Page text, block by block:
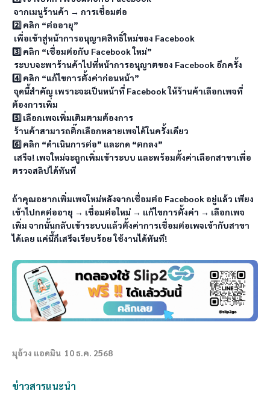
2️⃣ คลิก “ต่ออายุ”
3️⃣ คลิก “เชื่อมต่อกับ Facebook ใหม่”
4️⃣ คลิก “แก้ไขการตั้งค่าก่อนหน้า”
ต้องการเพิ่ม
5️⃣ เลือกเพจเพิ่มเติมตามต้องการ
6️⃣ คลิก “ดำเนินการต่อ” และกด “ตกลง”
ตรวจสลิปได้ทันที
ถ้าคุณอยากเพิ่มเพจใหม่หลังจากเชื่อมต่อ Facebook อยู่แล้ว เพียง
เข้าไปกดต่ออายุ → เชื่อมต่อใหม่ → แก้ไขการตั้งค่า → เลือกเพจ
เพิ่ม จากนั้นกลับเข้าระบบแล้วตั้งค่าการเชื่อมต่อเพจเข้ากับสาขา
มุอ้วง แอดมิน 10 ธ.ค. 2568
ข่าวสารแนะนำ